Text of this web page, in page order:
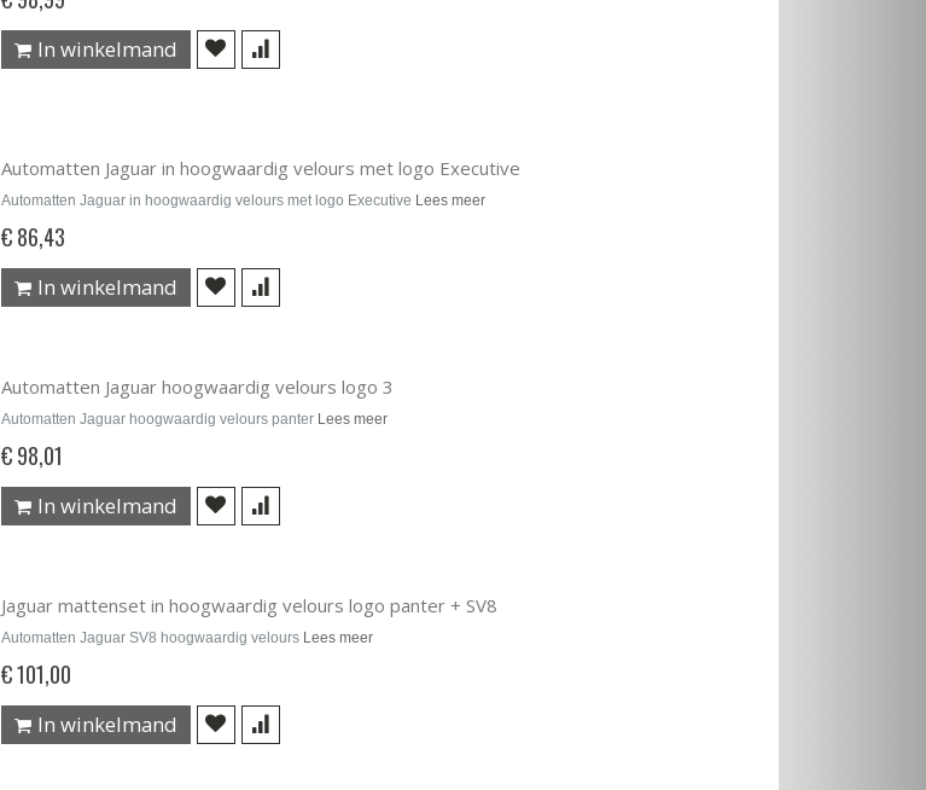
In winkelmand
Automatten Jaguar in hoogwaardig velours met logo Executive
Automatten Jaguar in hoogwaardig velours met logo Executive Lees meer
€ 86,43
In winkelmand
Automatten Jaguar hoogwaardig velours logo 3
Automatten Jaguar hoogwaardig velours panter Lees meer
€ 98,01
In winkelmand
Jaguar mattenset in hoogwaardig velours logo panter + SV8
Automatten Jaguar SV8 hoogwaardig velours Lees meer
€ 101,00
In winkelmand